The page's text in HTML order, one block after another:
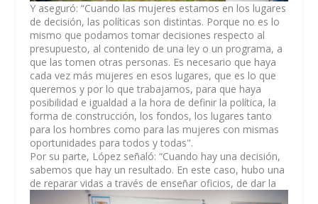
Y aseguró: “Cuando las mujeres estamos en los lugares
de decisión, las políticas son distintas. Porque no es lo
mismo que podamos tomar decisiones respecto al
presupuesto, al contenido de una ley o un programa, a
que las tomen otras personas. Es necesario que haya
cada vez más mujeres en esos lugares, que es lo que
queremos y por lo que trabajamos, para que haya
posibilidad e igualdad a la hora de definir la política, la
forma de construcción, los fondos, los lugares tanto
para los hombres como para las mujeres con mismas
oportunidades para todos y todas".
Por su parte, López señaló: “Cuando hay una decisión,
sabemos que hay un resultado. En este caso, hubo una
de reparar vidas a través de enseñar oficios, de dar la